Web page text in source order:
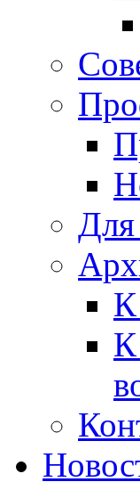
К
К